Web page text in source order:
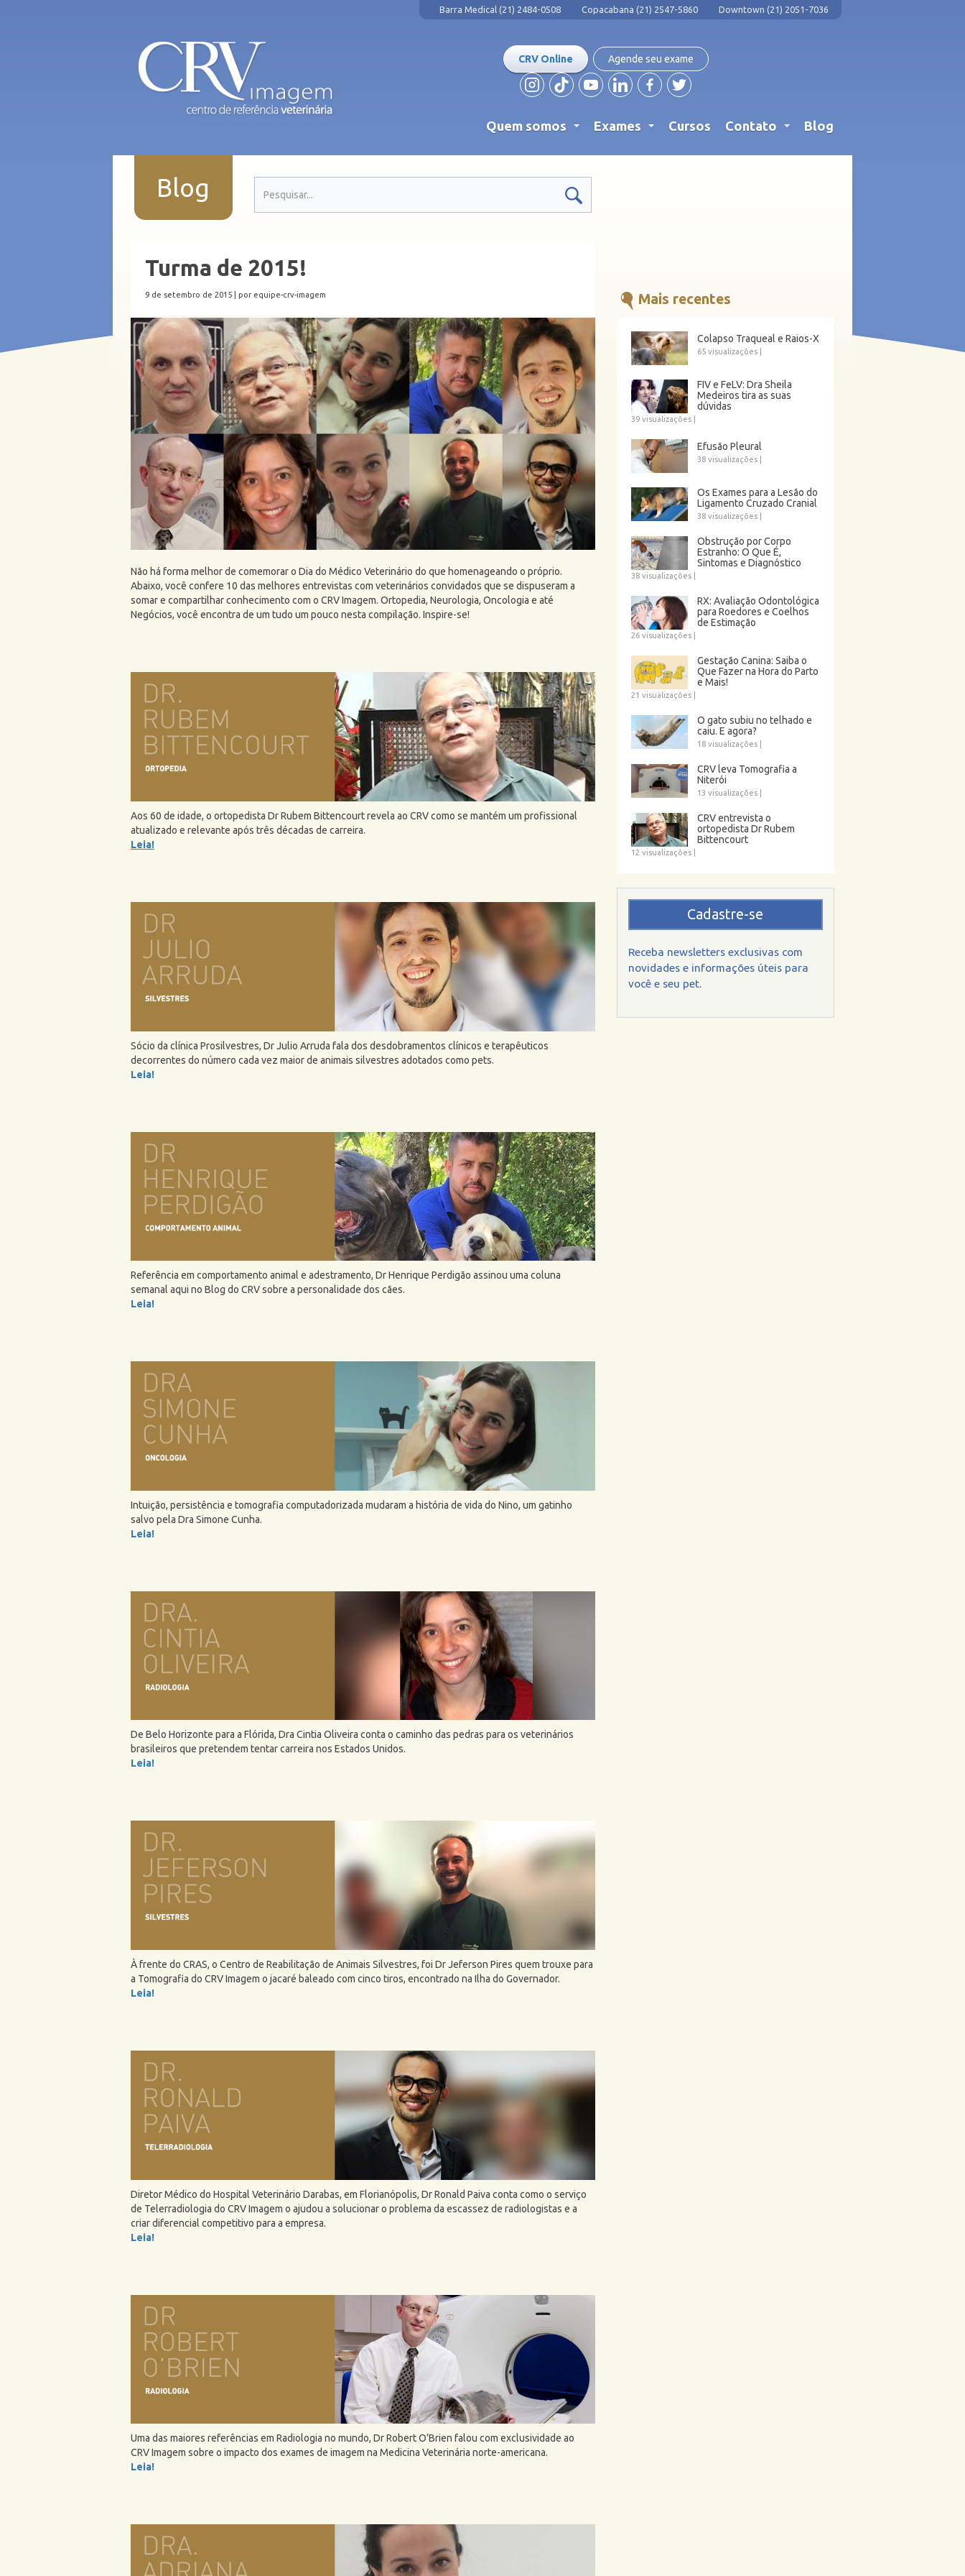
Barra Medical (21) 2484-0508 Copacabana (21) 2547-5860 Downtown (21) 2051-7036
CRV Online Agende seu exame
Quem somos Exames Cursos Contato Blog
Blog
Turma de 2015!
9 de setembro de 2015 | por equipe-crv-imagem
Não há forma melhor de comemorar o Dia do Médico Veterinário do que homenageando o próprio.
Abaixo, você confere 10 das melhores entrevistas com veterinários convidados que se dispuseram a
somar e compartilhar conhecimento com o CRV Imagem. Ortopedia, Neurologia, Oncologia e até
Negócios, você encontra de um tudo um pouco nesta compilação. Inspire-se!
Aos 60 de idade, o ortopedista Dr Rubem Bittencourt revela ao CRV como se mantém um profissional
atualizado e relevante após três décadas de carreira.
Leia!
Sócio da clínica Prosilvestres, Dr Julio Arruda fala dos desdobramentos clínicos e terapêuticos
decorrentes do número cada vez maior de animais silvestres adotados como pets.
Leia!
Referência em comportamento animal e adestramento, Dr Henrique Perdigão assinou uma coluna
semanal aqui no Blog do CRV sobre a personalidade dos cães.
Leia!
Intuição, persistência e tomografia computadorizada mudaram a história de vida do Nino, um gatinho
salvo pela Dra Simone Cunha.
Leia!
De Belo Horizonte para a Flórida, Dra Cintia Oliveira conta o caminho das pedras para os veterinários
brasileiros que pretendem tentar carreira nos Estados Unidos.
Leia!
À frente do CRAS, o Centro de Reabilitação de Animais Silvestres, foi Dr Jeferson Pires quem trouxe para
a Tomografia do CRV Imagem o jacaré baleado com cinco tiros, encontrado na Ilha do Governador.
Leia!
Diretor Médico do Hospital Veterinário Darabas, em Florianópolis, Dr Ronald Paiva conta como o serviço
de Telerradiologia do CRV Imagem o ajudou a solucionar o problema da escassez de radiologistas e a
criar diferencial competitivo para a empresa.
Leia!
Uma das maiores referências em Radiologia no mundo, Dr Robert O’Brien falou com exclusividade ao
CRV Imagem sobre o impacto dos exames de imagem na Medicina Veterinária norte-americana.
Leia!
Mais recentes
Colapso Traqueal e Raios-X
65 visualizações|
FIV e FeLV: Dra Sheila
Medeiros tira as suas
dúvidas
39 visualizações|
Efusão Pleural
38 visualizações|
Os Exames para a Lesão do
Ligamento Cruzado Cranial
38 visualizações|
Obstrução por Corpo
Estranho: O Que É,
Sintomas e Diagnóstico
38 visualizações|
RX: Avaliação Odontológica
para Roedores e Coelhos
de Estimação
26 visualizações|
Gestação Canina: Saiba o
Que Fazer na Hora do Parto
e Mais!
21 visualizações|
O gato subiu no telhado e
caiu. E agora?
18 visualizações|
CRV leva Tomografia a
Niterói
13 visualizações|
CRV entrevista o
ortopedista Dr Rubem
Bittencourt
12 visualizações|
Cadastre-se
Receba newsletters exclusivas com
novidades e informações úteis para
você e seu pet.